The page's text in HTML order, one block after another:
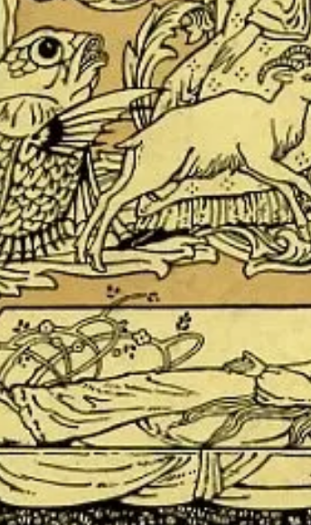
l’any 1919
a Catalunya’,que podrà veure’s durant la
quantitat de publicacions que es van editar a
i Ramon Violant, que gaudiran d’una vitrina
gran format, que molt rarament poden trobar-se a
publicacions de folklore a Catalunya’, prevista
2018 ha reivindicat uns dels personatges que més